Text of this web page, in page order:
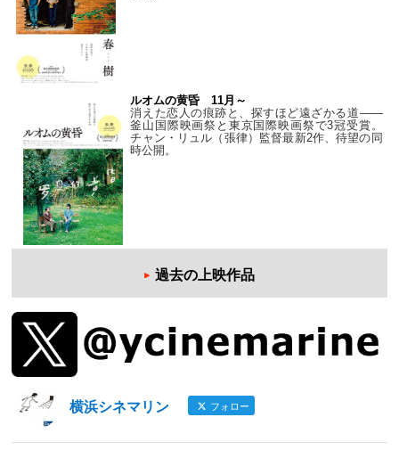
ルオムの黄昏 11月～
消えた恋人の痕跡と、探すほど遠ざかる道——
釜山国際映画祭と東京国際映画祭で3冠受賞。
チャン・リュル（張律）監督最新2作、待望の同
時公開。
過去の上映作品
横浜シネマリン フォロー